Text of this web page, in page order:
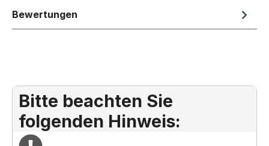
Bewertungen
Bitte beachten Sie
folgenden Hinweis: